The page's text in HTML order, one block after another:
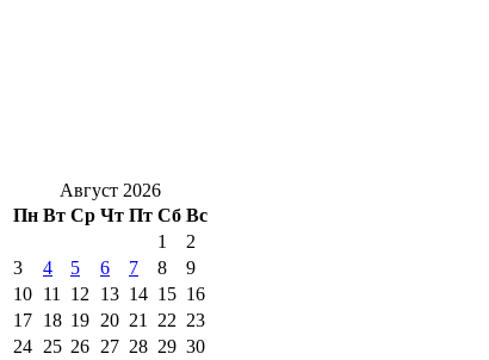
Август 2026
Пн Вт Ср Чт Пт Сб Вс
1
2
3
4 5 6 7 8
9
10 11 12 13 14 15 16
17 18 19 20 21 22 23
24 25 26 27 28 29 30